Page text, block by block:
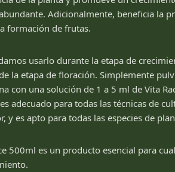
Adicionalmente, beneficia la
formación de frutas.
usarlo durante la etapa de
la etapa de floración. Simplemente
con una solución de 1 a 5 ml de Vita
adecuado para todas las técnicas de
y es apto para todas las especies de
500ml es un producto esencial para